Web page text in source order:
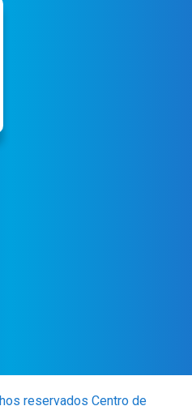
reservados Centro de